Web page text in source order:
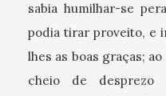
sabia humilhar-se
podia tirar proveito, e
lhes as boas graças;
cheio de desprezo